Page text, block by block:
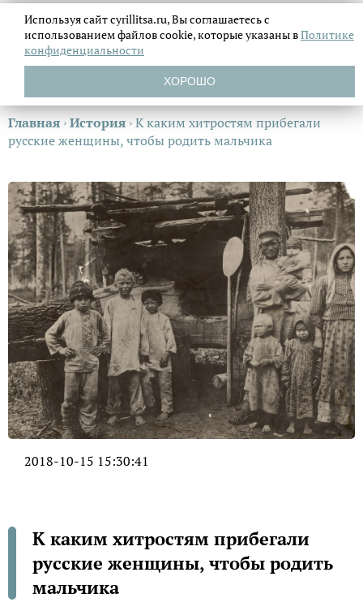
Главная ›История ›К каким хитростям прибегали
русские женщины, чтобы родить мальчика
2018-10-15 15:30:41
К каким хитростям прибегали
русские женщины, чтобы родить
мальчика
Используя сайт cyrillitsa.ru, Вы соглашаетесь с
использованием файловcookie, которые указаны вПолитике
конфиденциальности
ХОРОШО